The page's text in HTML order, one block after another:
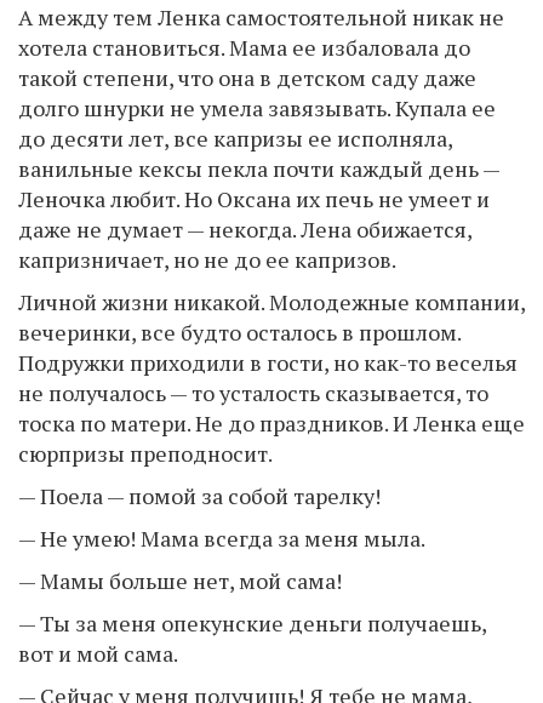
А между тем Ленка самостоятельной никак не
хотела становиться. Мама ее избаловала до
такой степени, что она в детском саду даже
долго шнурки не умела завязывать. Купала ее
до десяти лет, все капризы ее исполняла,
ванильные кексы пекла почти каждый день —
Леночка любит. Но Оксана их печь не умеет и
даже не думает — некогда. Лена обижается,
капризничает, но не до ее капризов.
Личной жизни никакой. Молодежные компании,
вечеринки, все будто осталось в прошлом.
Подружки приходили в гости, но как-то веселья
не получалось — то усталость сказывается, то
тоска по матери. Не до праздников. И Ленка еще
сюрпризы преподносит.
— Поела — помой за собой тарелку!
— Не умею! Мама всегда за меня мыла.
— Мамы больше нет, мой сама!
— Ты за меня опекунские деньги получаешь,
вот и мой сама.
— Сейчас у меня получишь! Я тебе не мама,